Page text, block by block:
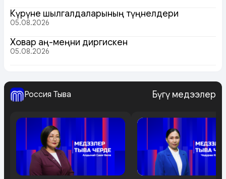
Күрүне шылгалдаларының түңнелдери
05.08.2026
Ховар аң-меңни диргискен
05.08.2026
Россия Тыва Бүгү медээлер